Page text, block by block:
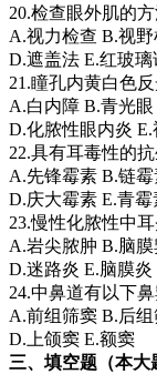
20.检查眼外肌
A.视力检查 B.视
D.遮盖法 E.红玻璃
21.瞳孔内黄白
A.白内障 B.青光
D.化脓性眼内炎
22.具有耳毒性
A.先锋霉素 B.链
D.庆大霉素 E.青霉
23.慢性化脓性
A.岩尖脓肿 B.脑
D.迷路炎 E.脑膜炎
24.中鼻道有以
A.前组筛窦 B.后
D.上颌窦 E.额窦
三、填空题（本大